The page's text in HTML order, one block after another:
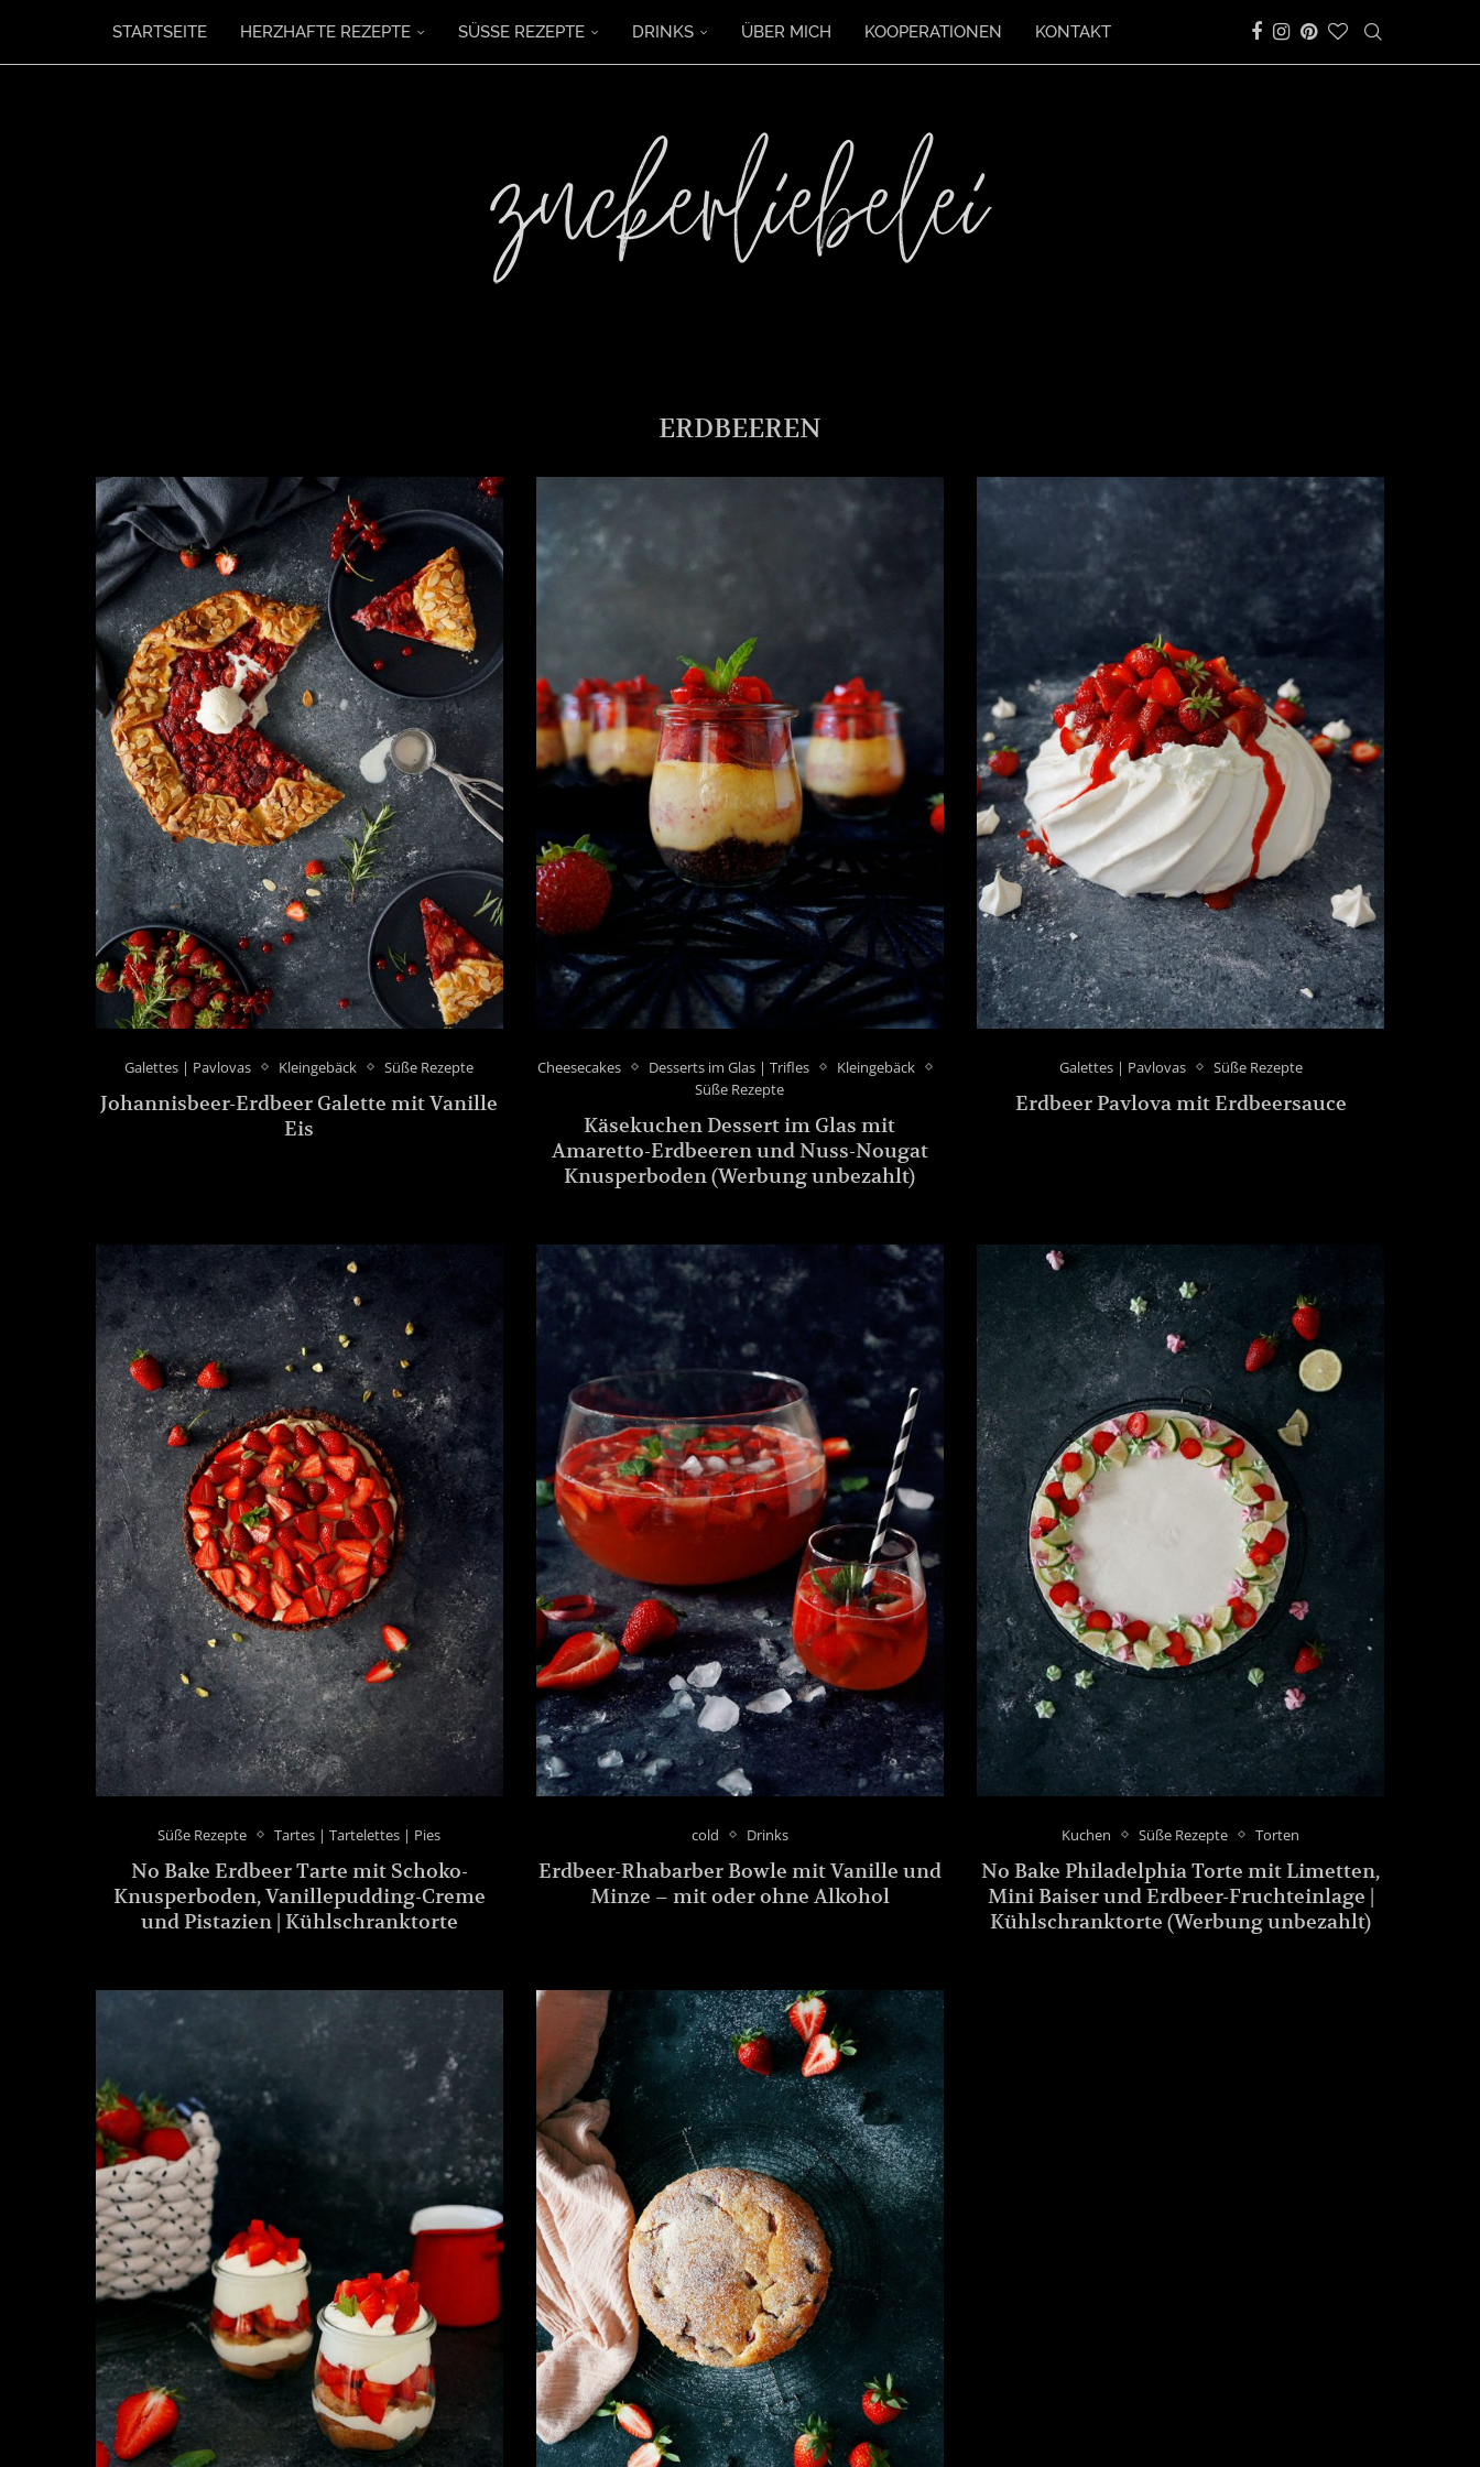
STARTSEITE HERZHAFTE REZEPTE SÜSSE REZEPTE DRINKS ÜBER MICH KOOPERATIONEN KONTAKT
ERDBEEREN
Galettes | Pavlovas Kleingebäck Süße Rezepte
Johannisbeer-Erdbeer Galette mit Vanille
Eis
Cheesecakes Desserts im Glas | Trifles
Kleingebäck
Süße Rezepte
Käsekuchen Dessert im Glas mit
Amaretto-Erdbeeren und Nuss-Nougat
Knusperboden (Werbung unbezahlt)
Galettes | Pavlovas Süße Rezepte
Erdbeer Pavlova mit Erdbeersauce
Süße Rezepte Tartes | Tartelettes | Pies
No Bake Erdbeer Tarte mit Schoko-
Knusperboden, Vanillepudding-Creme
und Pistazien | Kühlschranktorte
cold Drinks
Erdbeer-Rhabarber Bowle mit Vanille und
Minze – mit oder ohne Alkohol
Kuchen Süße Rezepte Torten
No Bake Philadelphia Torte mit Limetten,
Mini Baiser und Erdbeer-Fruchteinlage |
Kühlschranktorte (Werbung unbezahlt)